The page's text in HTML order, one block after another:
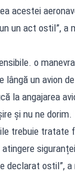
acestei
un act ostil”, a
o
lângă un avion
la angajarea
și nu ne dorim.
trebuie tratate
declarat ostil”,